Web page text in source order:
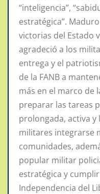
“inteligencia”,
estratégica”.
victorias del Estado
agradeció a los
entrega y el
de la FANB a
más en el marco de
preparar las tareas
prolongada, activa y
militares integrarse
comunidades,
popular militar
estratégica y
Independencia del